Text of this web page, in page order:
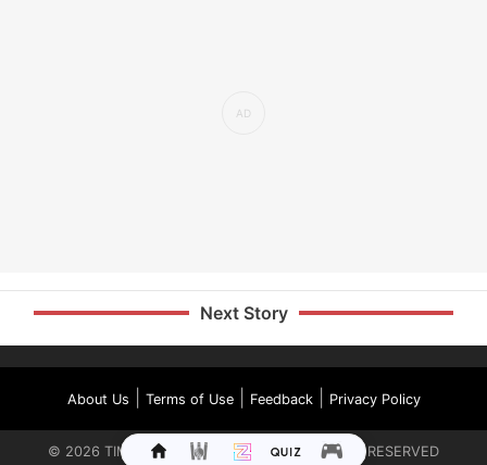
Next Story
About Us Terms of Use| Feedback| Privacy Policy
© 2026 TIMES INTERNET LIMITED. ALL RIGHTS RESERVED